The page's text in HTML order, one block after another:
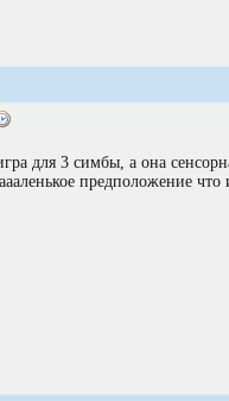
для 3 симбы, а она
предположение